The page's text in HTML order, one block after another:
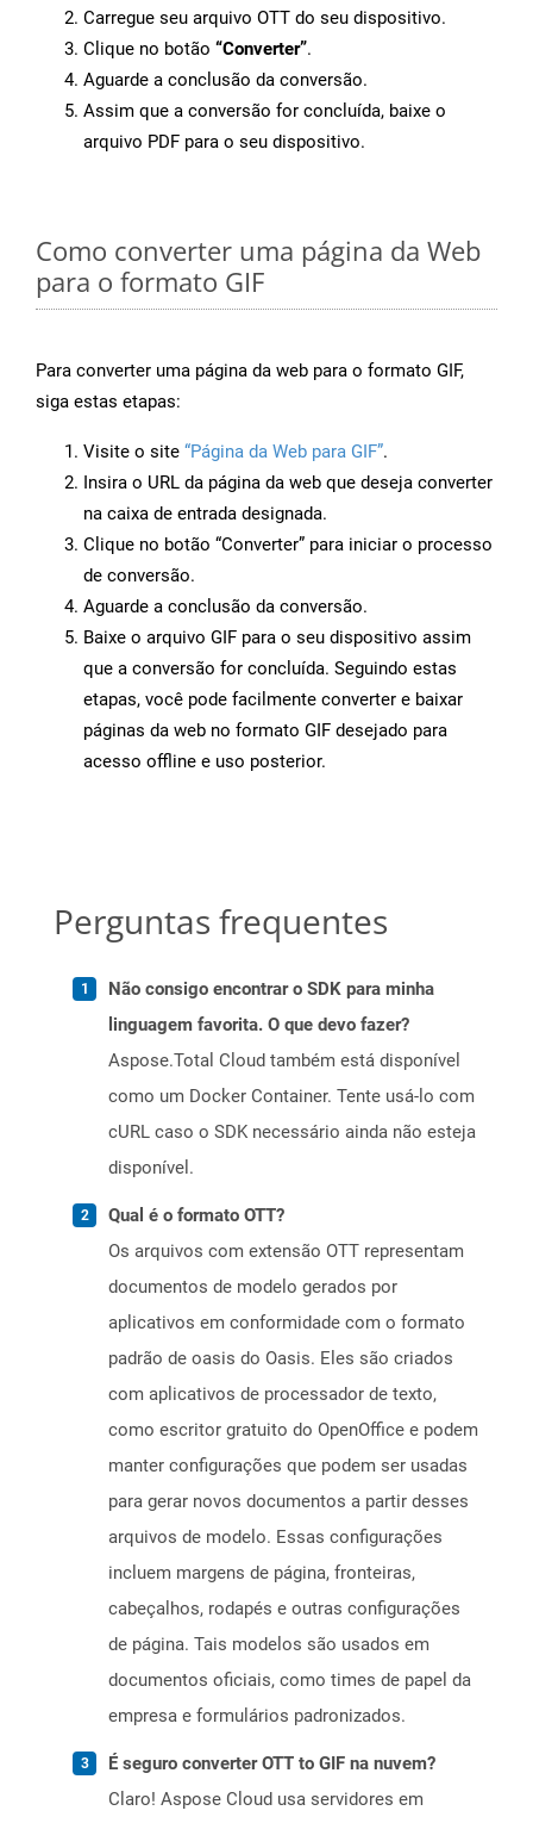
Carregue seu arquivo OTT do seu dispositivo.
Clique no botão “Converter”.
Aguarde a conclusão da conversão.
Assim que a conversão for concluída, baixe o
arquivo PDF para o seu dispositivo.
Como converter uma página da Web
para o formato GIF
Para converter uma página da web para o formato GIF,
siga estas etapas:
Visite o site “Página da Web para GIF”.
Insira o URL da página da web que deseja converter
na caixa de entrada designada.
Clique no botão “Converter” para iniciar o processo
de conversão.
Aguarde a conclusão da conversão.
Baixe o arquivo GIF para o seu dispositivo assim
que a conversão for concluída. Seguindo estas
etapas, você pode facilmente converter e baixar
páginas da web no formato GIF desejado para
acesso offline e uso posterior.
Perguntas frequentes
Não consigo encontrar o SDK para minha
linguagem favorita. O que devo fazer?
Aspose.Total Cloud também está disponível
como um Docker Container. Tente usá-lo com
cURL caso o SDK necessário ainda não esteja
disponível.
Qual é o formato OTT?
Os arquivos com extensão OTT representam
documentos de modelo gerados por
aplicativos em conformidade com o formato
padrão de oasis do Oasis. Eles são criados
com aplicativos de processador de texto,
como escritor gratuito do OpenOffice e podem
manter configurações que podem ser usadas
para gerar novos documentos a partir desses
arquivos de modelo. Essas configurações
incluem margens de página, fronteiras,
cabeçalhos, rodapés e outras configurações
de página. Tais modelos são usados ​​em
documentos oficiais, como times de papel da
empresa e formulários padronizados.
É seguro converter OTT to GIF na nuvem?
Claro! Aspose Cloud usa servidores em